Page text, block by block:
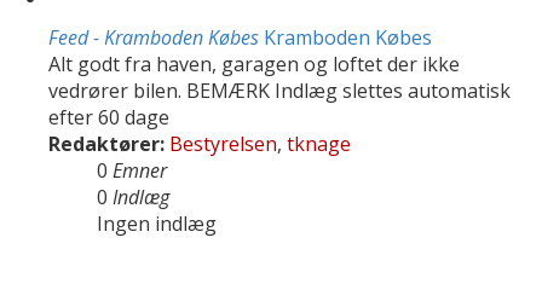
Feed - Kramboden Købes Kramboden Købes
Alt godt fra haven, garagen og loftet der ikke
vedrører bilen. BEMÆRK Indlæg slettes automatisk
efter 60 dage
Redaktører: Bestyrelsen, tknage
0 Emner
0 Indlæg
Ingen indlæg